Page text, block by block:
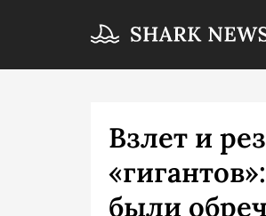
Взлет и
были